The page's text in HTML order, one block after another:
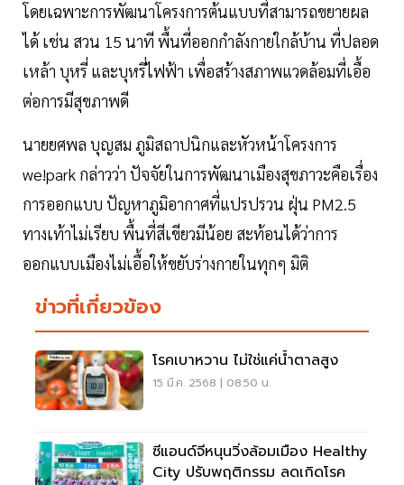
โดยเฉพาะการพัฒนาโครงการต้นแบบที่สามารถขยายผล
ได้ เช่น สวน 15 นาที พื้นที่ออกกำลังกายใกล้บ้าน ที่ปลอด
เหล้า บุหรี่ และบุหรี่ไฟฟ้า เพื่อสร้างสภาพแวดล้อมที่เอื้อ
ต่อการมีสุขภาพดี
นายยศพล บุญสม ภูมิสถาปนิกและหัวหน้าโครงการ
we!park กล่าวว่า ปัจจัยในการพัฒนาเมืองสุขภาวะคือเรื่อง
การออกแบบ ปัญหาภูมิอากาศที่แปรปรวน ฝุ่น PM2.5
ทางเท้าไม่เรียบ พื้นที่สีเขียวมีน้อย สะท้อนได้ว่าการ
ออกแบบเมืองไม่เอื้อให้ขยับร่างกายในทุกๆ มิติ
ข่าวที่เกี่ยวข้อง
โรคเบาหวาน ไม่ใช่แค่น้ำตาลสูง
15 มี.ค. 2568 | 08:50 น.
ซีแอนด์จีหนุนวิ่งล้อมเมือง Healthy
City ปรับพฤติกรรม ลดเกิดโรค